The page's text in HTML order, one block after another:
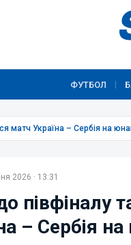
ФУТБОЛ
матч Україна – Сербія на
2026 · 13:31
півфіналу
– Сербія